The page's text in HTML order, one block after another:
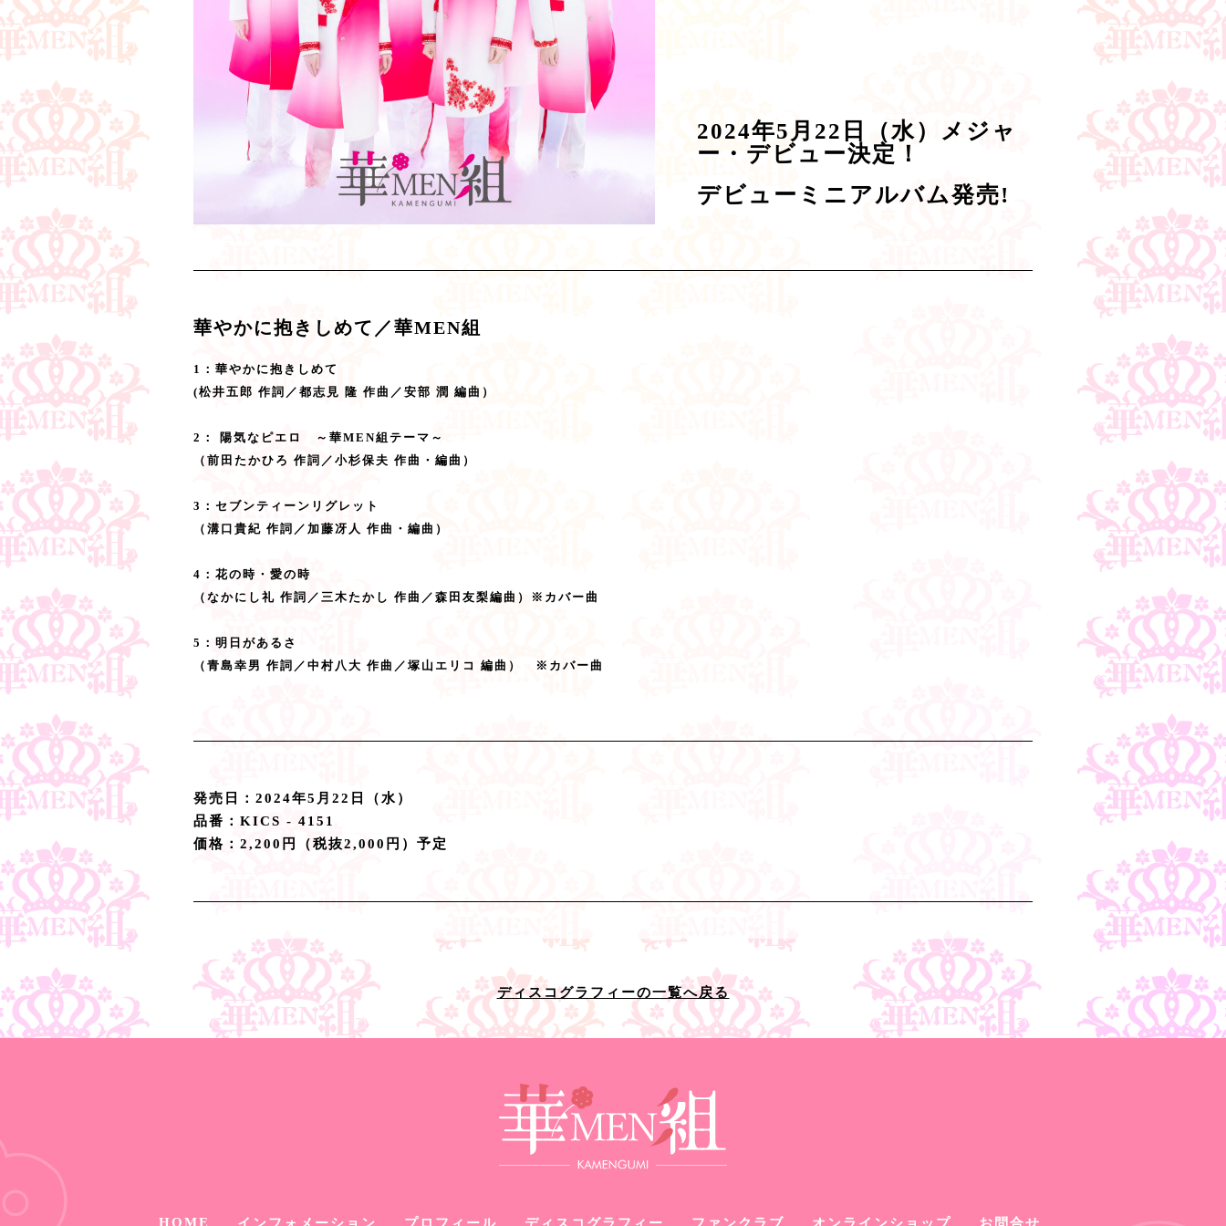
2024年5月22日（水）メジャ
ー・デビュー決定！
デビューミニアルバム発売!
華やかに抱きしめて／華MEN組
1： 華やかに抱きしめて
(松井五郎 作詞／都志見 隆 作曲／安部 潤 編曲）​
2： 陽気なピエロ ～華MEN組テーマ ～
（前田たかひろ 作詞／小杉保夫 作曲・編曲）​
3：セブンティーンリグレット
（溝口貴紀 作詞／加藤冴人 作曲・編曲）​
4：花の時・愛の時
（なかにし礼 作詞／三木たかし 作曲／森田友梨編曲）※カバー曲​
5：明日があるさ
（青島幸男 作詞／中村八大 作曲／塚山エリコ 編曲） ※カバー曲​
発売日：2024年5月22日（水）
品番：KICS - 4151
価格：2,200円（税抜2,000円）予定
ディスコグラフィーの一覧へ戻る
HOME